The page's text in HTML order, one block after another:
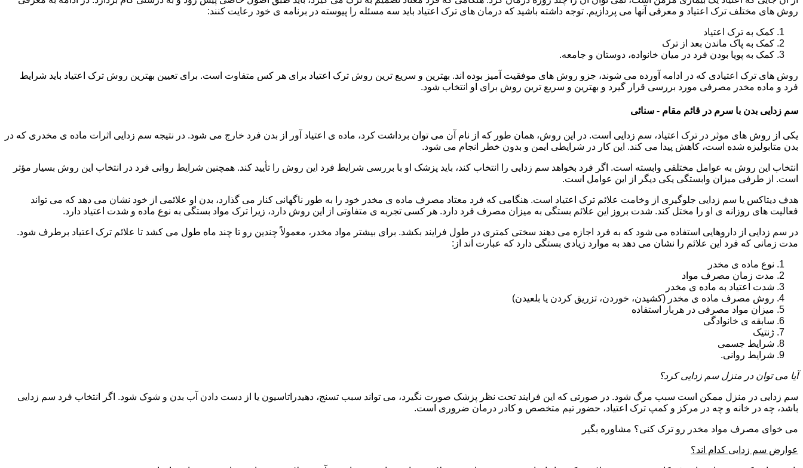
روش های مختلف ترک اعتیاد و معرفی آنها می پردازیم. توجه داشته باشید که درمان های ترک اعتیاد باید سه مسئله را پیوسته در برنامه ی خود رعایت کنند:
کمک به ترک اعتیاد
کمک به پاک ماندن بعد از ترک
کمک به پویا بودن فرد در میان خانواده، دوستان و جامعه.
روش های ترک اعتیادی که در ادامه آورده می شوند، جزو روش های موفقیت آمیز بوده اند. بهترین و سریع ترین روش ترک اعتیاد برای هر کس متفاوت است. برای تعیین بهترین روش ترک اعتیاد باید شرایط
فرد و ماده مخدر مصرفی مورد بررسی قرار گیرد و بهترین و سریع ترین روش برای او انتخاب شود.
سم زدایی بدن با سرم در قائم مقام - سنائی
یکی از روش های موثر در ترک اعتیاد، سم زدایی است. در این روش، همان طور که از نام آن می توان برداشت کرد، ماده ی اعتیاد آور از بدن فرد خارج می شود. در نتیجه سم زدایی اثرات ماده ی مخدری که در
بدن متابولیزه شده است، کاهش پیدا می کند. این کار در شرایطی ایمن و بدون خطر انجام می شود.
انتخاب این روش به عوامل مختلفی وابسته است. اگر فرد بخواهد سم زدایی را انتخاب کند، باید پزشک او با بررسی شرایط فرد این روش را تأیید کند. همچنین شرایط روانی فرد در انتخاب این روش بسیار مؤثر
است. از طرفی میزان وابستگی یکی دیگر از این عوامل است.
هدف دیتاکس یا سم زدایی جلوگیری از وخامت علائم ترک اعتیاد است. هنگامی که فرد معتاد مصرف ماده ی مخدر خود را به طور ناگهانی کنار می گذارد، بدن او علائمی از خود نشان می دهد که می تواند
فعالیت های روزانه ی او را مختل کند. شدت بروز این علائم بستگی به میزان مصرف فرد دارد. هر کسی تجربه ی متفاوتی از این روش دارد، زیرا ترک مواد بستگی به نوع ماده و شدت اعتیاد دارد.
در سم زدایی از داروهایی استفاده می شود که به فرد اجازه می دهند سختی کمتری در طول فرایند بکشد. برای بیشتر مواد مخدر، معمولاً چندین رو تا چند ماه طول می کشد تا علائم ترک اعتیاد برطرف شود.
مدت زمانی که فرد این علائم را نشان می دهد به موارد زیادی بستگی دارد که عبارت اند از:
نوع ماده ی مخدر
مدت زمان مصرف مواد
شدت اعتیاد به ماده ی مخدر
روش مصرف ماده ی مخدر (کشیدن، خوردن، تزریق کردن یا بلعیدن)
میزان مواد مصرفی در هربار استفاده
سابقه ی خانوادگی
ژنتیک
شرایط جسمی
شرایط روانی.
آیا می توان در منزل سم زدایی کرد؟
سم زدایی در منزل ممکن است سبب مرگ شود. در صورتی که این فرایند تحت نظر پزشک صورت نگیرد، می تواند سبب تسنج، دهیدراتاسیون یا از دست دادن آب بدن و شوک شود. اگر انتخاب فرد سم زدایی
باشد، چه در خانه و چه در مرکز و کمپ ترک اعتیاد، حضور تیم متخصص و کادر درمان ضروری است.
می خوای مصرف مواد مخدر رو ترک کنی؟ مشاوره بگیر
عوارض سم زدایی کدام اند؟